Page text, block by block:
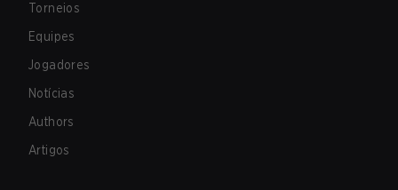
Torneios
Equipes
Jogadores
Notícias
Authors
Artigos